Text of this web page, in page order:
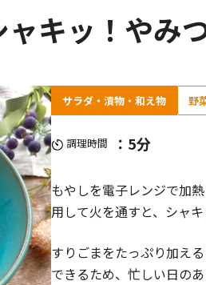
キッ！やみ
サラダ・漬物・和え物 野
調理時間 ：5分
もやしを電子レンジで加
用して火を通すと、シャ
すりごまをたっぷり加え
できるため、忙しい日の